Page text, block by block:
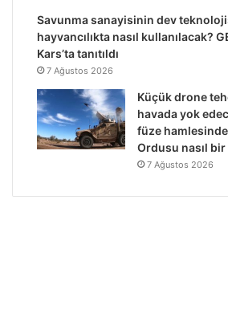
Savunma sanayisinin dev
hayvancılıkta nasıl kullanılacak?
Kars’ta tanıtıldı
7 Ağustos 2026
Küçük drone
havada yok
füze
Ordusu nasıl
7 Ağustos 2026